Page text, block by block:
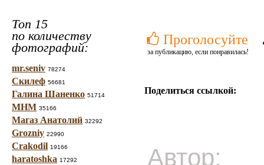
Топ 15
по количеству
фотографий:
mr.seniv 78274
Скилеф 56681
Галина Шаненко 51714
МНМ 35166
Магаз Анатолий 32292
Grozniy 22990
Crakodil 19166
haratoshka 17292
Проголосуйте
за публикацию, если понравилась!
Поделиться ссылкой:
Автор: